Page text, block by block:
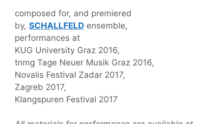
composed for, and premiered
by, SCHALLFELD ensemble,
performances at
KUG University Graz 2016,
tnmg Tage Neuer Musik Graz 2016,
Novalis Festival Zadar 2017,
Zagreb 2017,
Klangspuren Festival 2017